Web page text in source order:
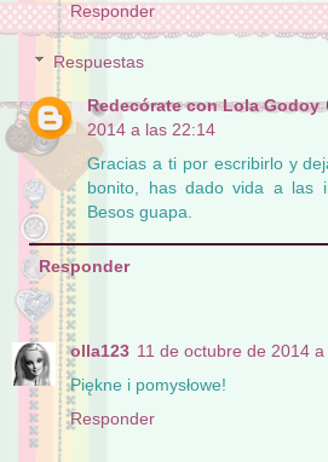
Responder
Respuestas
Redecórate con Lola Godoy
2014 a las 22:14
Gracias a ti por escribirlo y
bonito, has dado vida a las
Besos guapa.
Responder
olla123 11 de octubre de 2014
Piękne i pomysłowe!
Responder